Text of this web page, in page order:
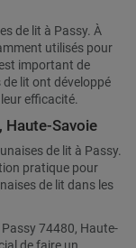
de lit à Passy. À
utilisés pour
important de
lit ont développé
efficacité.
Haute-Savoie
de lit à Passy.
pratique pour
de lit dans les
74480, Haute-